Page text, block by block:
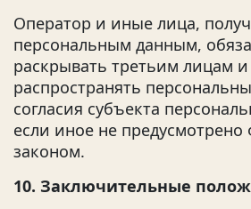
Оператор и иные лица,
персональным данным,
раскрывать третьим лицам
распространять
согласия субъекта
если иное не
законом.
10. Заключительные